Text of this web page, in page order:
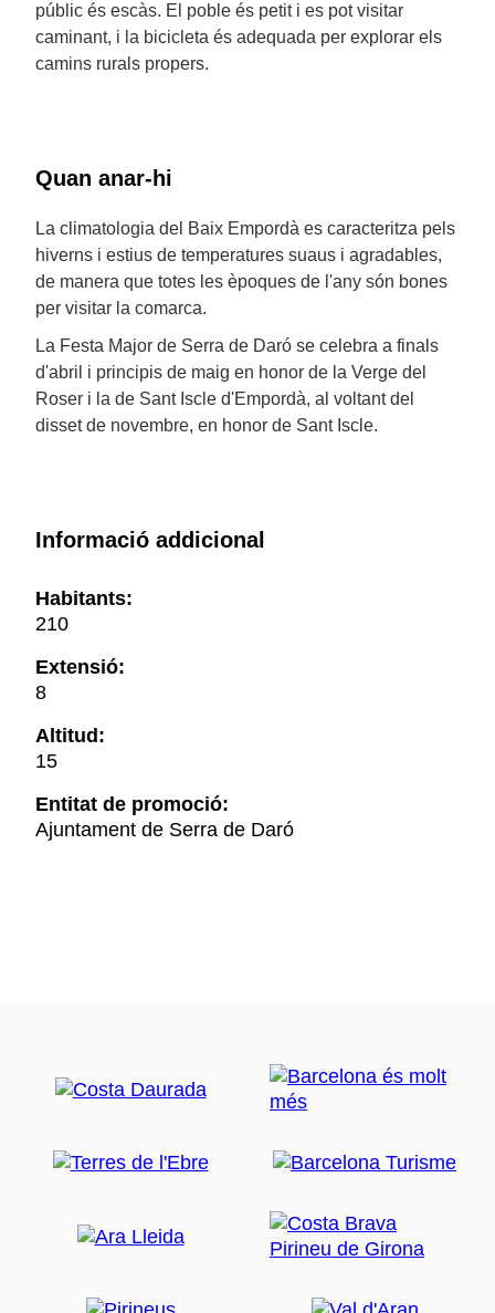
públic és escàs. El poble és petit i es pot visitar
caminant, i la bicicleta és adequada per explorar els
camins rurals propers.
Quan anar-hi
La climatologia del Baix Empordà es caracteritza pels
hiverns i estius de temperatures suaus i agradables,
de manera que totes les èpoques de l'any són bones
per visitar la comarca.
La Festa Major de Serra de Daró se celebra a finals
d'abril i principis de maig en honor de la Verge del
Roser i la de Sant Iscle d'Empordà, al voltant del
disset de novembre, en honor de Sant Iscle.
Informació addicional
Habitants:
210
Extensió:
8
Altitud:
15
Entitat de promoció:
Ajuntament de Serra de Daró